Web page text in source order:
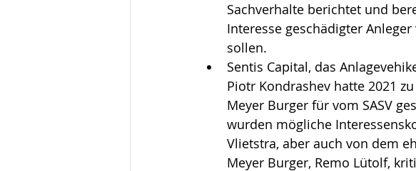
Sachverhalte berichtet und
Interesse geschädigter
sollen.
Sentis Capital, das
Piotr Kondrashev hatte 2021
Meyer Burger für vom SASV
wurden mögliche
Vlietstra, aber auch von dem
Meyer Burger, Remo Lütolf,